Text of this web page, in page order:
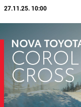
27.11.25. 10:00